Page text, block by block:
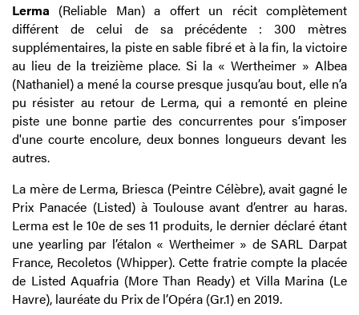
Lerma (Reliable Man) a offert un récit complètement
différent de celui de sa précédente : 300 mètres
supplémentaires, la piste en sable fibré et à la fin, la victoire
au lieu de la treizième place. Si la « Wertheimer » Albea
(Nathaniel) a mené la course presque jusqu’au bout, elle n’a
pu résister au retour de Lerma, qui a remonté en pleine
piste une bonne partie des concurrentes pour s’imposer
d'une courte encolure, deux bonnes longueurs devant les
autres.
La mère de Lerma, Briesca (Peintre Célèbre), avait gagné le
Prix Panacée (Listed) à Toulouse avant d’entrer au haras.
Lerma est le 10e de ses 11 produits, le dernier déclaré étant
une yearling par l’étalon « Wertheimer » de SARL Darpat
France, Recoletos (Whipper). Cette fratrie compte la placée
de Listed Aquafria (More Than Ready) et Villa Marina (Le
Havre), lauréate du Prix de l’Opéra (Gr.1) en 2019.